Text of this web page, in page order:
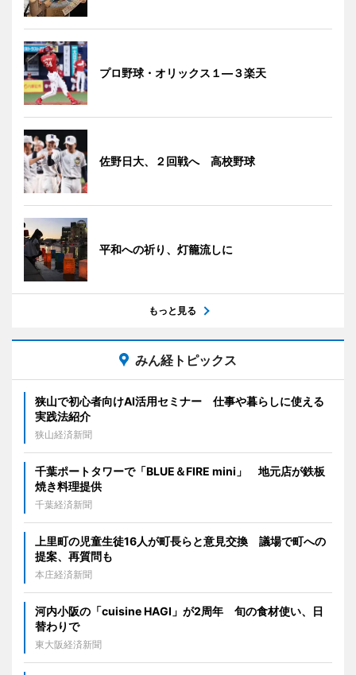
プロ野球・オリックス１―３楽天
佐野日大、２回戦へ 高校野球
平和への祈り、灯籠流しに
もっと見る
みん経トピックス
狭山で初心者向けAI活用セミナー 仕事や暮らしに使える
実践法紹介
狭山経済新聞
千葉ポートタワーで「BLUE＆FIRE mini」 地元店が鉄板
焼き料理提供
千葉経済新聞
上里町の児童生徒16人が町長らと意見交換 議場で町への
提案、再質問も
本庄経済新聞
河内小阪の「cuisine HAGI」が2周年 旬の食材使い、日
替わりで
東大阪経済新聞